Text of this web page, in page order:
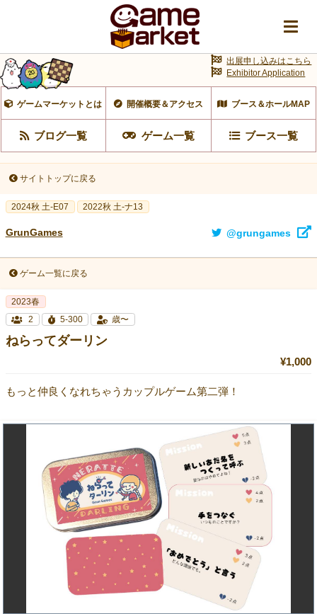
ゲームマーケットとは 開催概要＆アクセス ブース＆ホールMAP
ブログ一覧 ゲーム一覧 ブース一覧
出展申し込みはこちら
Exhibitor Application
サイトトップに戻る
2024秋 土-E07 2022秋 土-ナ13
GrunGames @grungames
ゲーム一覧に戻る
2023春
2
5-300 歳〜
ねらってダーリン
¥1,000
もっと仲良くなれちゃうカップルゲーム第二弾！